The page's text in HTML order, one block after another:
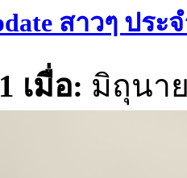
สาวๆ ประ
เมื่อ: มิถุนา